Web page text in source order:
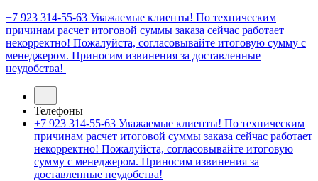
+7 923 314-55-63 Уважаемые клиенты! По техническим
причинам расчет итоговой суммы заказа сейчас работает
некорректно! Пожалуйста, согласовывайте итоговую сумму с
менеджером. Приносим извинения за доставленные
неудобства!
Телефоны
+7 923 314-55-63 Уважаемые клиенты! По техническим
причинам расчет итоговой суммы заказа сейчас работает
некорректно! Пожалуйста, согласовывайте итоговую
сумму с менеджером. Приносим извинения за
доставленные неудобства!